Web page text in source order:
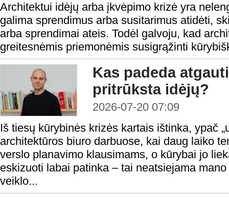
Architektui idėjų arba įkvėpimo krizė yra
galima sprendimus arba susitarimus atidėti,
arba sprendimai ateis. Todėl galvoju, kad
greitesnėmis priemonėmis susigrąžinti
Kas padeda
pritrūksta idėjų?
2026-07-20 07:09
Iš tiesų kūrybinės krizės kartais ištinka, ypač
architektūros biuro darbuose, kai daug laiko
verslo planavimo klausimams, o kūrybai jo
eskizuoti labai patinka – tai neatsiejama
veiklo...